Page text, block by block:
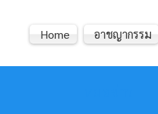
Home อาชญากรรม